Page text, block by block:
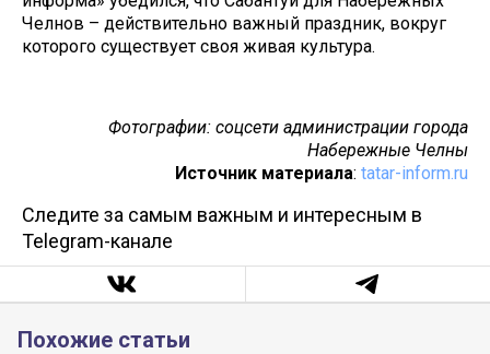
Челнов – действительно важный праздник, вокруг
которого существует своя живая культура.
Фотографии: соцсети администрации города
Набережные Челны
Источник материала: tatar-inform.ru
Следите за самым важным и интересным в
Telegram-канале
Похожие статьи